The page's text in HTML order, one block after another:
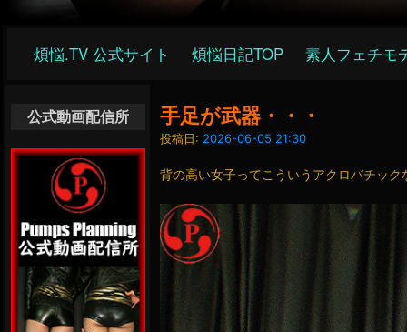
ゲ
ョ
ン
煩悩.TV 公式サイト 煩悩日記TOP 素人フェチモ
手足が武器・・・
投稿日: 2026-06-05 21:30
背の高い女子ってこういうアクロバチッ
公式動画配信所